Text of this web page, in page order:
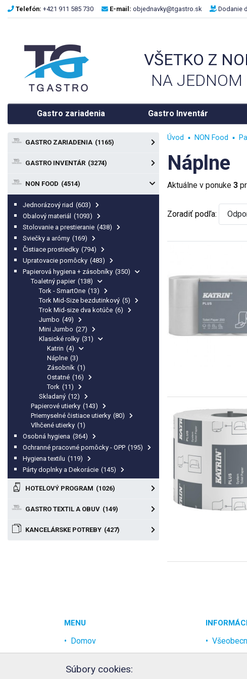
Telefón: +421 911 585 730 E-mail: objednavky@tgastro.sk Dodanie
VŠETKO Z
NA JEDNOM
Gastro zariadenia Gastro Inventár
GASTRO ZARIADENIA (1165)
GASTRO INVENTÁR (3274)
NON FOOD (4514)
Jednorázový riad (603)
Obalový materiál (1093)
Stolovanie a prestieranie (438)
Sviečky a arómy (169)
Čistiace prostiedky (794)
Upratovacie pomôcky (483)
Papierová hygiena + zásobníky (350)
Toaletný papier (138)
Tork - SmartOne (13)
Tork Mid-Size bezdutinkový (5)
Trok Mid-size dva kotúče (6)
Jumbo (49)
Mini Jumbo (27)
Klasické rolky (31)
Katrin (4)
Náplne (3)
Zásobník (1)
Ostatné (16)
Tork (11)
Skladaný (12)
Papierové utierky (143)
Priemyselné čistiace utierky (80)
Vlhčené utierky (1)
Osobná hygiena (364)
Ochranné pracovné pomôcky - OPP (195)
Hygiena textilu (119)
Párty doplnky a Dekorácie (145)
HOTELOVÝ PROGRAM (1026)
GASTRO TEXTIL A OBUV (149)
KANCELÁRSKE POTREBY (427)
Úvod NON Food
Náplne
Aktuálne v ponuke 3
Zoradiť podľa:
MENU
Domov
Akcia
Najpredávanejšie
Ochrana
Súbory cookies: